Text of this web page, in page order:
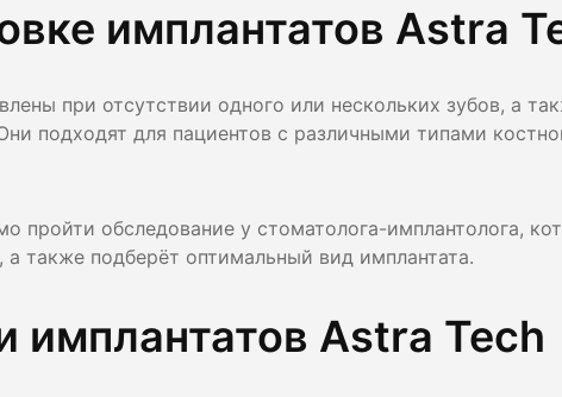
имплантатов Astra
при отсутствии одного или нескольких зубов, а
подходят для пациентов с различными типами
пройти обследование у стоматолога-имплантолога,
а также подберёт оптимальный вид имплантата.
имплантатов Astra Tech